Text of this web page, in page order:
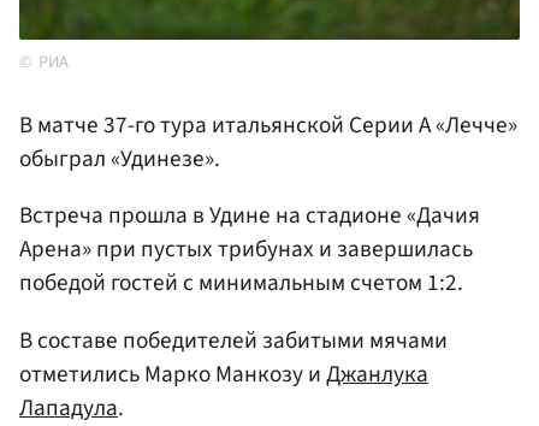
РИА
В матче 37-го тура итальянской Серии А «Лечче»
обыграл «Удинезе».
Встреча прошла в Удине на стадионе «Дачия
Арена» при пустых трибунах и завершилась
победой гостей с минимальным счетом 1:2.
В составе победителей забитыми мячами
отметились Марко Манкозу иДжанлука
Лападула.